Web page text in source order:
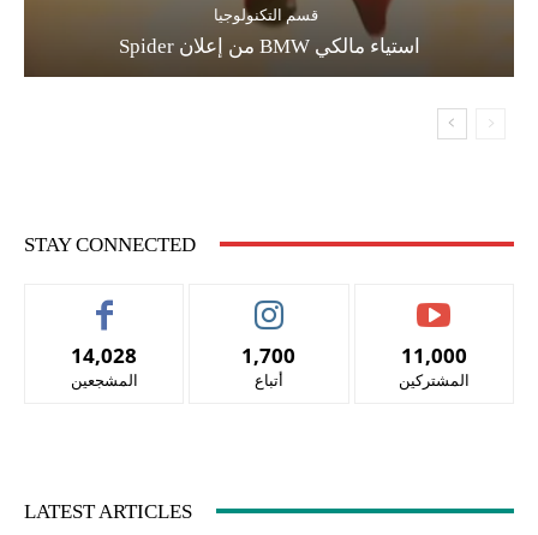
قسم التكنولوجيا
استياء مالكي BMW من إعلان Spider
STAY CONNECTED
14,028
المشجعين
1,700
أتباع
11,000
المشتركين
LATEST ARTICLES